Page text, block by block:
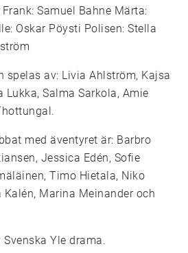
Samuel Bahne Märta:
Oskar Pöysti Polisen: Stella
spelas av: Livia Ahlström, Kajsa
Lukka, Salma Sarkola, Amie
med äventyret är: Barbro
Jessica Edén, Sofie
Timo Hietala, Niko
Marina Meinander och
Yle drama.